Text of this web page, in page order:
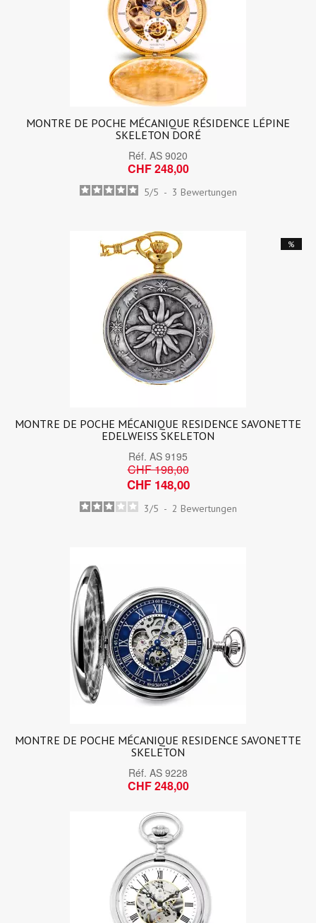
MONTRE DE POCHE MÉCANIQUE RÉSIDENCE LÉPINE
SKELETON DORÉ
Réf. AS 9020
CHF 248,00
5/5 - 3 Bewertungen
%
MONTRE DE POCHE MÉCANIQUE RESIDENCE SAVONETTE
EDELWEISS SKELETON
Réf. AS 9195
CHF 198,00
CHF 148,00
3/5 - 2 Bewertungen
MONTRE DE POCHE MÉCANIQUE RESIDENCE SAVONETTE
SKELETON
Réf. AS 9228
CHF 248,00